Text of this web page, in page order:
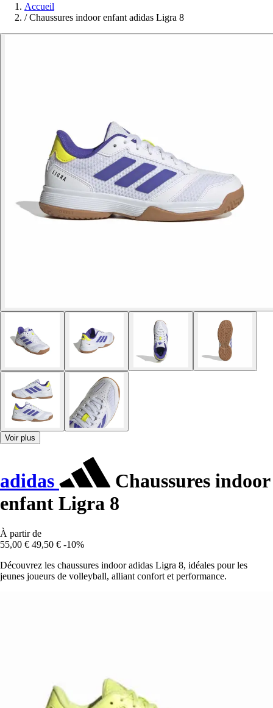
Accueil
/ Chaussures indoor enfant adidas Ligra 8
Voir plus
adidas
Chaussures indoor
enfant Ligra 8
À partir de
55,00 € 49,50 € -10%
Découvrez les chaussures indoor adidas Ligra 8, idéales pour les
jeunes joueurs de volleyball, alliant confort et performance.